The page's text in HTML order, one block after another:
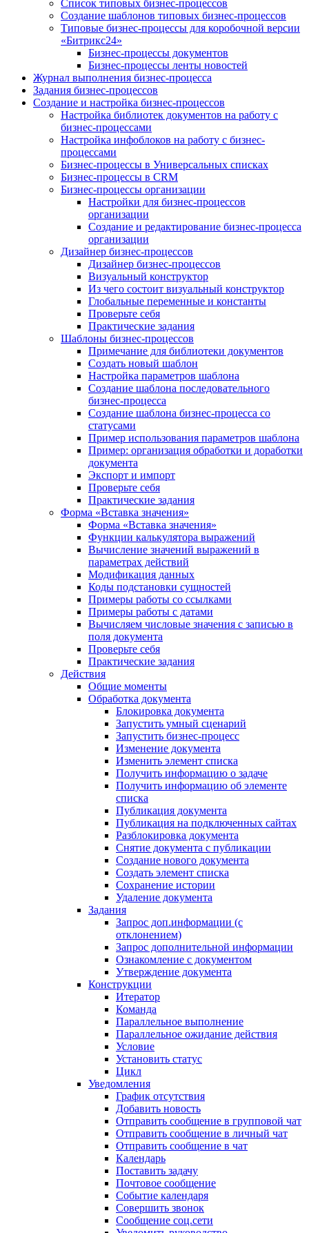
Список типовых бизнес-процессов
Создание шаблонов типовых бизнес-процессов
Типовые бизнес-процессы для коробочной версии
«Битрикс24»
Бизнес-процессы документов
Бизнес-процессы ленты новостей
Журнал выполнения бизнес-процесса
Задания бизнес-процессов
Создание и настройка бизнес-процессов
Настройка библиотек документов на работу с
бизнес-процессами
Настройка инфоблоков на работу с бизнес-
процессами
Бизнес-процессы в Универсальных списках
Бизнес-процессы в CRM
Бизнес-процессы организации
Настройки для бизнес-процессов
организации
Создание и редактирование бизнес-процесса
организации
Дизайнер бизнес-процессов
Дизайнер бизнес-процессов
Визуальный конструктор
Из чего состоит визуальный конструктор
Глобальные переменные и константы
Проверьте себя
Практические задания
Шаблоны бизнес-процессов
Примечание для библиотеки документов
Создать новый шаблон
Настройка параметров шаблона
Создание шаблона последовательного
бизнес-процесса
Создание шаблона бизнес-процесса со
статусами
Пример использования параметров шаблона
Пример: организация обработки и доработки
документа
Экспорт и импорт
Проверьте себя
Практические задания
Форма «Вставка значения»
Форма «Вставка значения»
Функции калькулятора выражений
Вычисление значений выражений в
параметрах действий
Модификация данных
Коды подстановки сущностей
Примеры работы со ссылками
Примеры работы с датами
Вычисляем числовые значения с записью в
поля документа
Проверьте себя
Практические задания
Действия
Общие моменты
Обработка документа
Блокировка документа
Запустить умный сценарий
Запустить бизнес-процесс
Изменение документа
Изменить элемент списка
Получить информацию о задаче
Получить информацию об элементе
списка
Публикация документа
Публикация на подключенных сайтах
Разблокировка документа
Снятие документа с публикации
Создание нового документа
Создать элемент списка
Сохранение истории
Удаление документа
Задания
Запрос доп.информации (с
отклонением)
Запрос дополнительной информации
Ознакомление с документом
Утверждение документа
Конструкции
Итератор
Команда
Параллельное выполнение
Параллельное ожидание действия
Условие
Установить статус
Цикл
Уведомления
График отсутствия
Добавить новость
Отправить сообщение в групповой чат
Отправить сообщение в личный чат
Отправить сообщение в чат
Календарь
Поставить задачу
Почтовое сообщение
Событие календаря
Совершить звонок
Сообщение соц.сети